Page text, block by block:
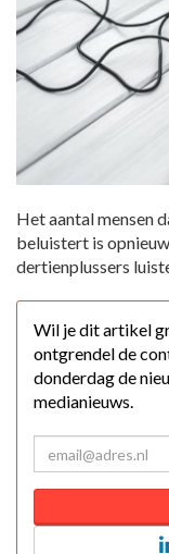
Het aantal mensen
beluistert is
dertienplussers
Wil je dit artikel
ontgrendel de
donderdag de
medianieuws.